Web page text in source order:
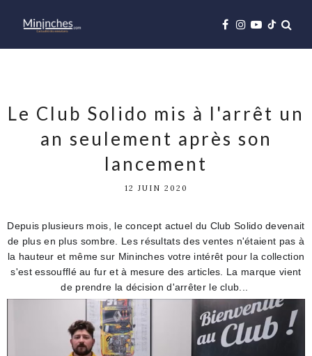
Le Club Solido mis à l'arrêt un
an seulement après son
lancement
12 JUIN 2020
Depuis plusieurs mois, le concept actuel du Club Solido devenait
de plus en plus sombre. Les résultats des ventes n'étaient pas à
la hauteur et même sur Mininches votre intérêt pour la collection
s'est essoufflé au fur et à mesure des articles. La marque vient
de prendre la décision d'arrêter le club...